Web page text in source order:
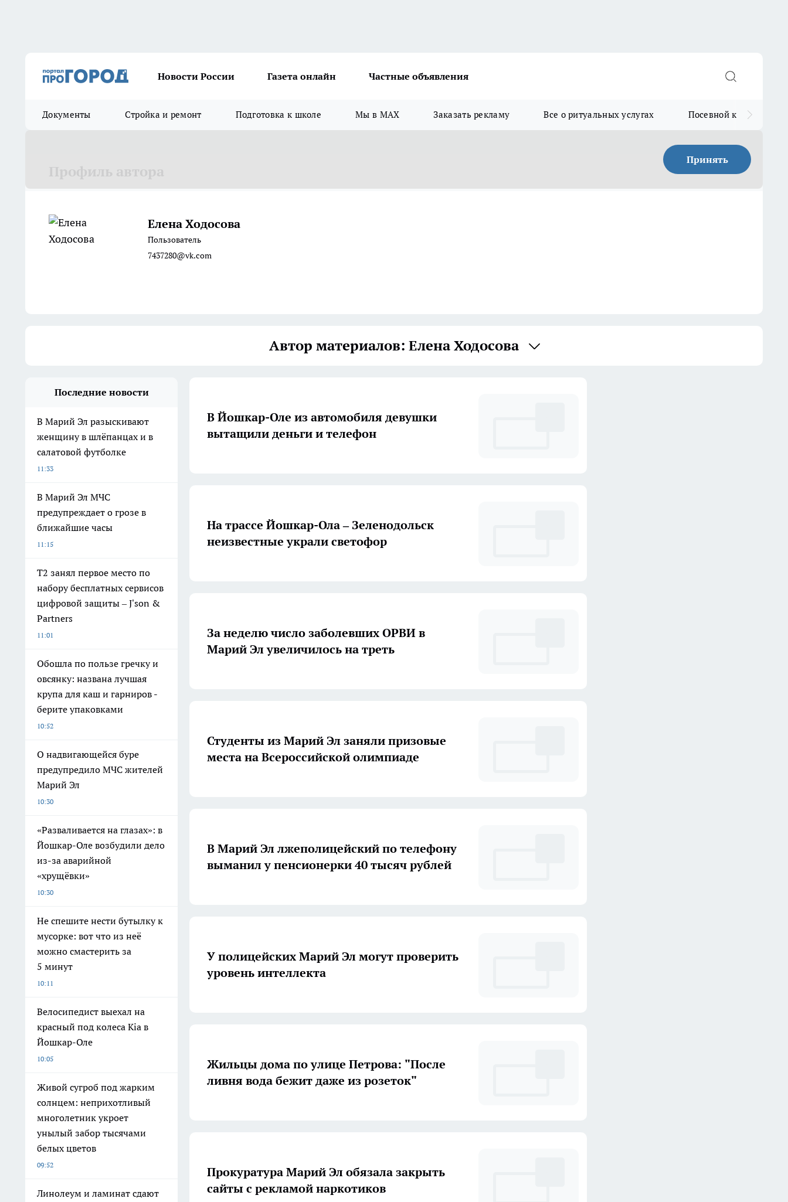
Новости России Газета онлайн Частные объявления
Документы Стройка и ремонт Подготовка к школе Мы в MAX Заказать рекламу Все о ритуальных услугах Посевной календарь
Принять
Елена Ходосова
Пользователь
7437280@vk.com
Автор материалов: Елена Ходосова
Последние новости
В Марий Эл разыскивают
женщину в шлёпанцах и в
салатовой футболке
11:33
В Марий Эл МЧС
предупреждает о грозе в
ближайшие часы
11:15
Т2 занял первое место по
набору бесплатных сервисов
цифровой защиты – J'son &
Partners
11:01
Обошла по пользе гречку и
овсянку: названа лучшая
крупа для каш и гарниров -
берите упаковками
10:52
О надвигающейся буре
предупредило МЧС жителей
Марий Эл
10:30
«Разваливается на глазах»: в
Йошкар-Оле возбудили дело
из-за аварийной
«хрущёвки»
10:30
Не спешите нести бутылку к
мусорке: вот что из неё
можно смастерить за
5 минут
10:11
Велосипедист выехал на
красный под колеса Kia в
Йошкар-Оле
10:05
Живой сугроб под жарким
солнцем: неприхотливый
многолетник укроет
унылый забор тысячами
белых цветов
09:52
Линолеум и ламинат сдают
В Йошкар-Оле из автомобиля девушки
вытащили деньги и телефон
На трассе Йошкар-Ола – Зеленодольск
неизвестные украли светофор
За неделю число заболевших ОРВИ в
Марий Эл увеличилось на треть
Студенты из Марий Эл заняли призовые
места на Всероссийской олимпиаде
В Марий Эл лжеполицейский по телефону
выманил у пенсионерки 40 тысяч рублей
У полицейских Марий Эл могут проверить
уровень интеллекта
Жильцы дома по улице Петрова: "После
ливня вода бежит даже из розеток"
Прокуратура Марий Эл обязала закрыть
сайты с рекламой наркотиков